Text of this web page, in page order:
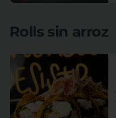
Rolls sin arroz